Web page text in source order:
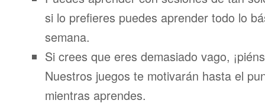
si lo prefieres puedes aprender todo lo
semana.
Si crees que eres demasiado vago,
Nuestros juegos te motivarán hasta el
mientras aprendes.